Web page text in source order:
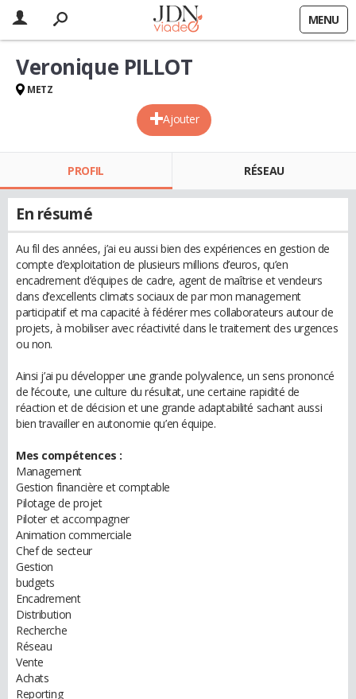
MENU
Ajouter
Veronique PILLOT
METZ
PROFIL RÉSEAU
En résumé
Au fil des années, j’ai eu aussi bien des expériences en gestion de
compte d’exploitation de plusieurs millions d’euros, qu’en
encadrement d’équipes de cadre, agent de maîtrise et vendeurs
dans d’excellents climats sociaux de par mon management
participatif et ma capacité à fédérer mes collaborateurs autour de
projets, à mobiliser avec réactivité dans le traitement des urgences
ou non.
Ainsi j’ai pu développer une grande polyvalence, un sens prononcé
de l’écoute, une culture du résultat, une certaine rapidité de
réaction et de décision et une grande adaptabilité sachant aussi
bien travailler en autonomie qu’en équipe.
Mes compétences :
Management
Gestion financière et comptable
Pilotage de projet
Piloter et accompagner
Animation commerciale
Chef de secteur
Gestion
budgets
Encadrement
Distribution
Recherche
Réseau
Vente
Achats
Reporting